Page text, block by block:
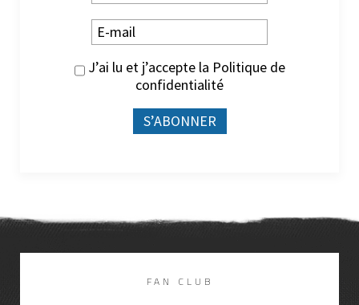
J’ai lu et j’accepte la Politique de
confidentialité
DISCOGRAPHIE